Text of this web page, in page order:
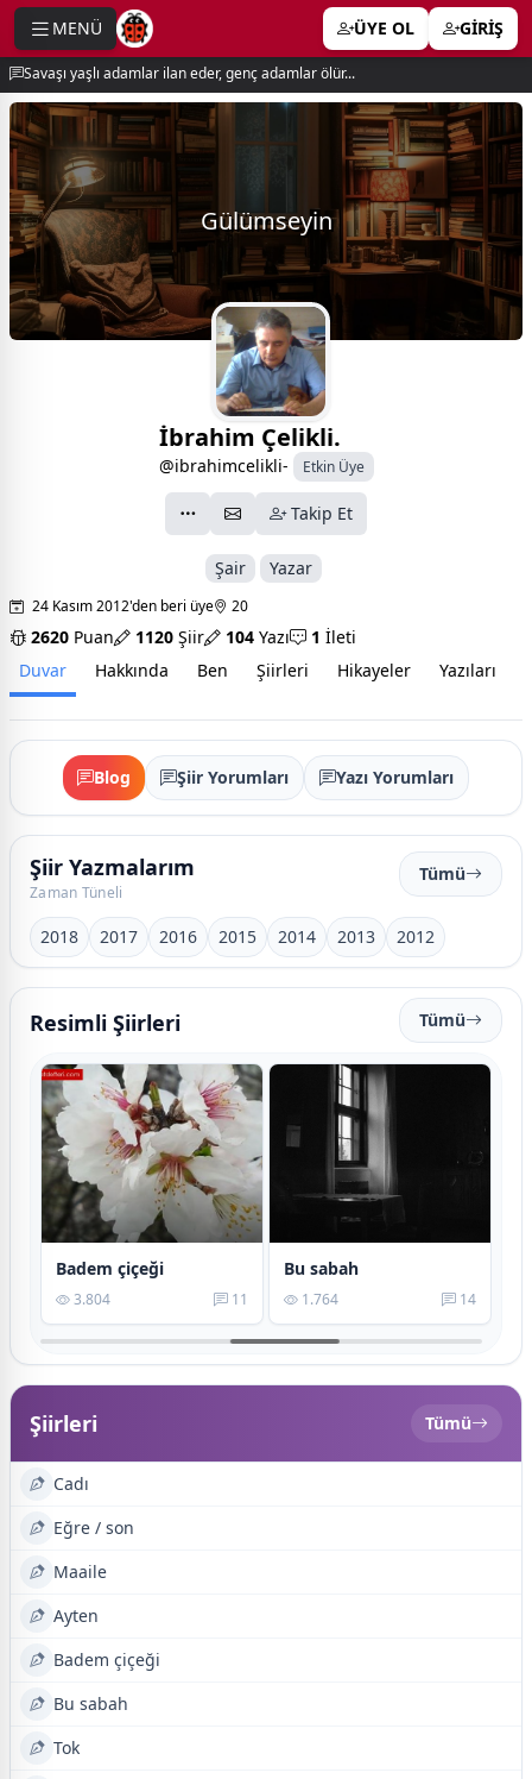
MENÜ ÜYE OL GİRİŞ
Savaşı yaşlı adamlar ilan eder, genç adamlar ölür...
Gülümseyin
İbrahim Çelikli.
@ibrahimcelikli- Etkin Üye
Takip Et
Şair Yazar
24 Kasım 2012'den beri üye 20
2620 Puan 1120 Şiir 104 Yazı 1 İleti
Duvar
Hakkında Ben Şiirleri Hikayeler Yazıları
Blog Şiir Yorumları Yazı Yorumları
Şiir Yazmalarım
Zaman Tüneli
Tümü
2018 2017 2016 2015 2014 2013 2012
Resimli Şiirleri Tümü
Badem çiçeği
3.804 11
Bu sabah
1.764 14
Şiirleri Tümü
Cadı
Eğre / son
Maaile
Ayten
Badem çiçeği
Bu sabah
Tok
menu